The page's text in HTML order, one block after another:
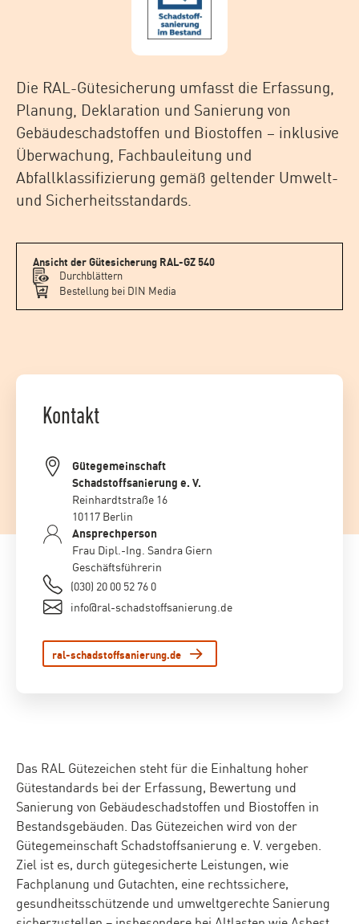
Die RAL-Gütesicherung umfasst die Erfassung,
Planung, Deklaration und Sanierung von
Gebäudeschadstoffen und Biostoffen – inklusive
Überwachung, Fachbauleitung und
Abfallklassifizierung gemäß geltender Umwelt-
und Sicherheitsstandards.
Ansicht der Gütesicherung RAL-GZ 540
Durchblättern
Bestellung bei DIN Media
Kontakt
Gütegemeinschaft
Schadstoffsanierung e. V.
Reinhardtstraße 16
10117 Berlin
Ansprechperson
Frau Dipl.-Ing. Sandra Giern
Geschäftsführerin
(030) 20 00 52 76 0
info@ral-schadstoffsanierung.de
ral-schadstoffsanierung.de
Das RAL Gütezeichen steht für die Einhaltung hoher
Gütestandards bei der Erfassung, Bewertung und
Sanierung von Gebäudeschadstoffen und Biostoffen in
Bestandsgebäuden. Das Gütezeichen wird von der
Gütegemeinschaft Schadstoffsanierung e. V. vergeben.
Ziel ist es, durch gütegesicherte Leistungen, wie
Fachplanung und Gutachten, eine rechtssichere,
gesundheitsschützende und umweltgerechte Sanierung